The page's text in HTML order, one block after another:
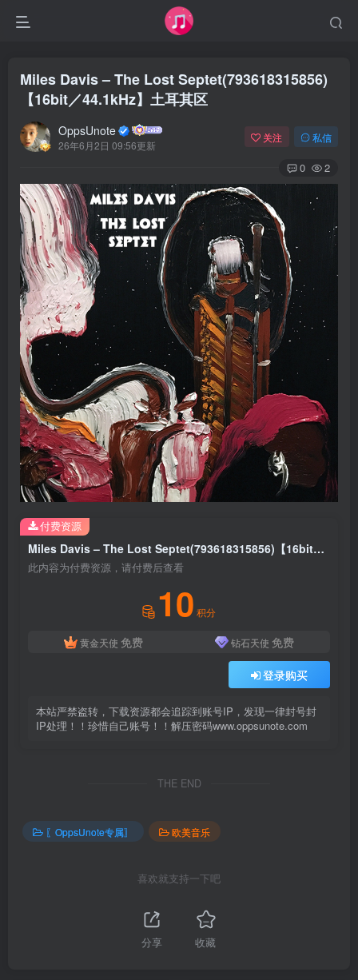
Miles Davis – The Lost Septet(793618315856)
【16bit／44.1kHz】土耳其区
OppsUnote
26年6月2日 09:56更新
关注 私信
0 2
Miles Davis – The Lost Septet(793618315856)【16bit／44.1kHz】土耳其区
此内容为付费资源，请付费后查看
10 积分
黄金天使 免费 钻石天使 免费
登录购买
本站严禁盗转，下载资源都会追踪到账号IP，发现一律封号封
IP处理！！珍惜自己账号！！解压密码www.oppsunote.com
付费资源
THE END
〖OppsUnote专属〗 欧美音乐
喜欢就支持一下吧
分享 收藏